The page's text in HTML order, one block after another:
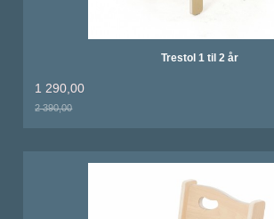
Trestol 1 til 2 år
1 290,00
2 390,00